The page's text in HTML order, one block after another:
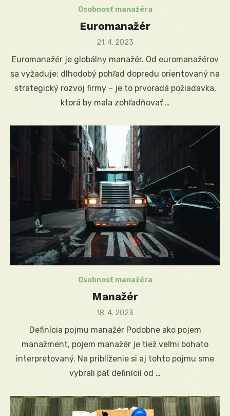
Osobnosť manažéra
Euromanažér
Posted
21. 4. 2023
Euromanažér je globálny manažér. Od euromanažérov
sa vyžaduje: dlhodobý pohľad dopredu orientovaný na
strategický rozvoj firmy – je to prvoradá požiadavka,
ktorá by mala zohľadňovať …
Osobnosť manažéra
Manažér
Posted
18. 4. 2023
Definícia pojmu manažér Podobne ako pojem
manažment, pojem manažér je tiež veľmi bohato
interpretovaný. Na priblíženie si aj tohto pojmu sme
vybrali päť definícií od …